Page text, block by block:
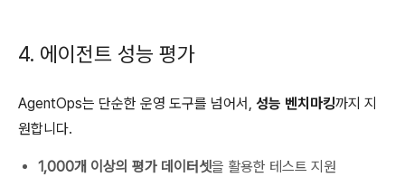
4. 에이전트 성능 평가
AgentOps는 단순한 운영 도구를 넘어서, 성능 벤치마킹까지 지
원합니다.
1,000개 이상의 평가 데이터셋을 활용한 테스트 지원